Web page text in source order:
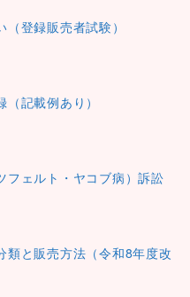
登録販売者試験）
記載例あり）
フェルト・ヤコブ病）訴訟
類と販売方法（令和8年度改